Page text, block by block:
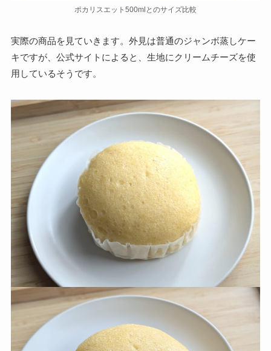
ポカリスエット500mlとのサイズ比較
実際の商品を見ていきます。外見は普通のジャンボ蒸しケー
キですが、公式サイトによると、生地にクリームチーズを使
用しているそうです。